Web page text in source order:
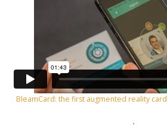
BleamCard: the first augmented reality card
.